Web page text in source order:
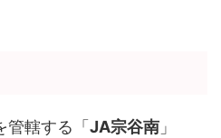
轄する「 JA宗谷南 」